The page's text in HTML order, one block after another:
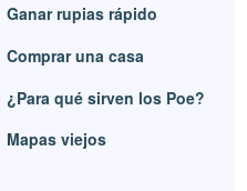
Ganar rupias rápido
Comprar una casa
¿Para qué sirven los Poe?
Mapas viejos